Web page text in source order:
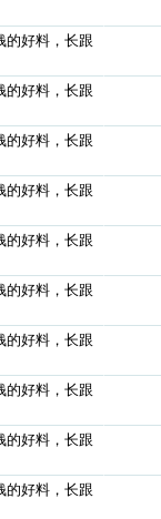
的好料，长跟
的好料，长跟
的好料，长跟
的好料，长跟
的好料，长跟
的好料，长跟
的好料，长跟
的好料，长跟
的好料，长跟
的好料，长跟